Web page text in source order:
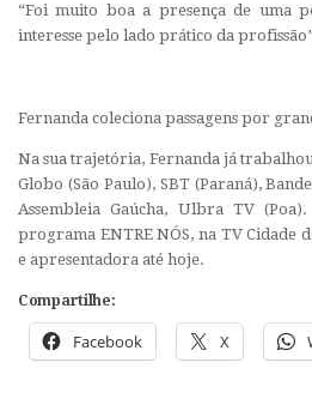
“Foi muito boa a presença de uma
interesse pelo lado prático da
Fernanda coleciona passagens por
Na sua trajetória, Fernanda já trabalhou
Globo (São Paulo), SBT (Paraná),
Assembleia Gaúcha, Ulbra TV
programa ENTRE NÓS, na TV Cidade
e apresentadora até hoje.
Compartilhe:
Facebook X